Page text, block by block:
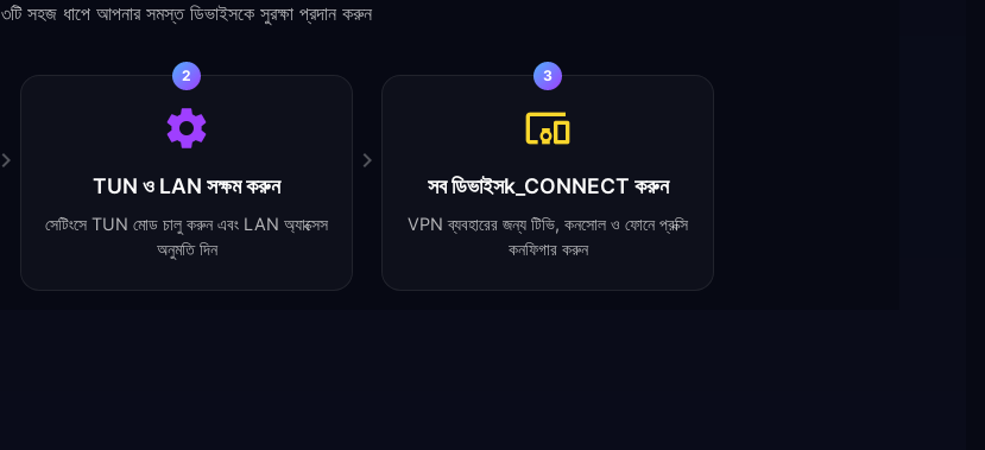
৩টি সহজ ধাপে আপনার সমস্ত ডিভাইসকে সুরক্ষা প্রদান করুন
2
TUN ও LAN সক্ষম করুন
সেটিংসে TUN মোড চালু করুন এবং LAN অ্যাক্সেস
অনুমতি দিন
3
সব ডিভাইসk_CONNECT করুন
VPN ব্যবহারের জন্য টিভি, কনসোল ও ফোনে প্রক্সি
কনফিগার করুন